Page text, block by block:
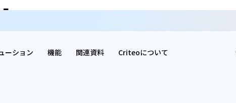
ーション 機能 関連資料 Criteoについて